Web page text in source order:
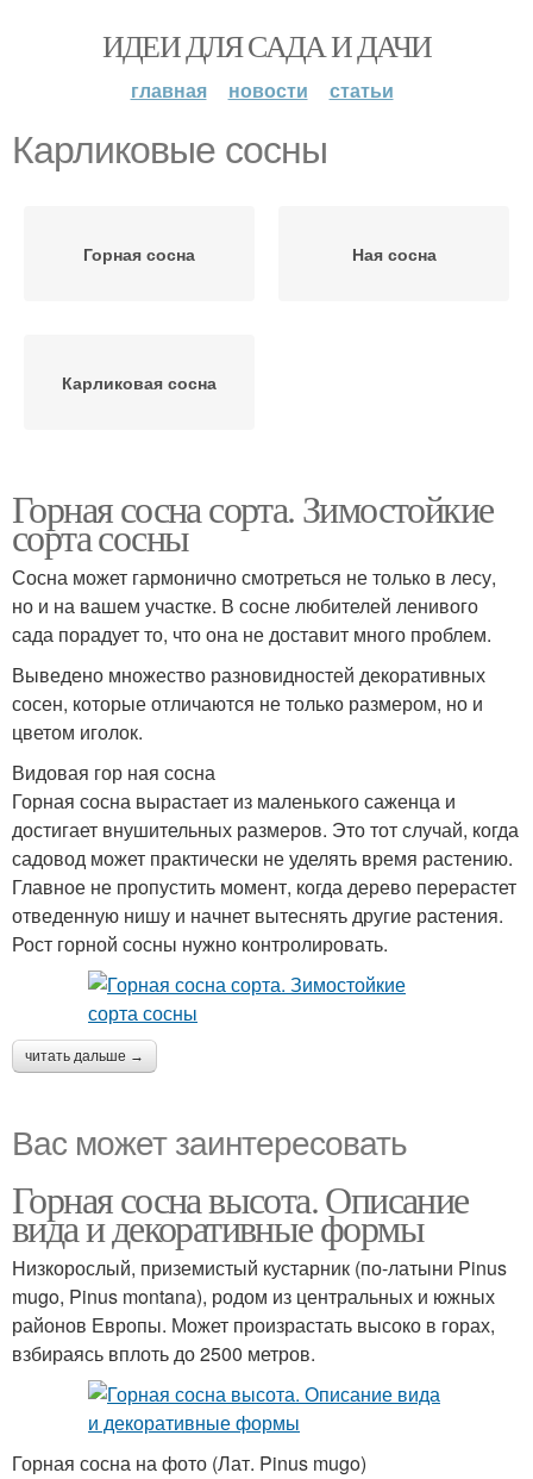
ИДЕИ ДЛЯ САДА И ДАЧИ
главная новости статьи
Карликовые сосны
Горная сосна Ная сосна
Карликовая сосна
Горная сосна сорта. Зимостойкие
сорта сосны
Сосна может гармонично смотреться не только в лесу,
но и на вашем участке. В сосне любителей ленивого
сада порадует то, что она не доставит много проблем.
Выведено множество разновидностей декоративных
сосен, которые отличаются не только размером, но и
цветом иголок.
Видовая гор ная сосна
Горная сосна вырастает из маленького саженца и
достигает внушительных размеров. Это тот случай, когда
садовод может практически не уделять время растению.
Главное не пропустить момент, когда дерево перерастет
отведенную нишу и начнет вытеснять другие растения.
Рост горной сосны нужно контролировать.
читать дальше →
Вас может заинтересовать
Горная сосна высота. Описание
вида и декоративные формы
Низкорослый, приземистый кустарник (по-латыни Pinus
mugo, Pinus montana), родом из центральных и южных
районов Европы. Может произрастать высоко в горах,
взбираясь вплоть до 2500 метров.
Горная сосна на фото (Лат. Pinus mugo)